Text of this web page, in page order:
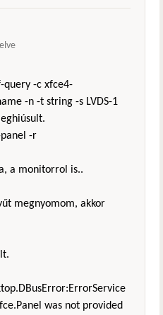
query -c xfce4-
-n -t string -s LVDS-1
-r
a monitorrol is..
megnyomom, akkor
was not provided